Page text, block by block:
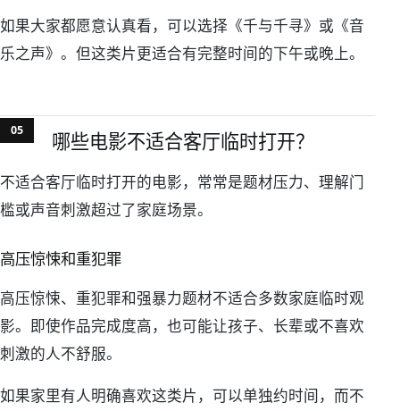
如果大家都愿意认真看，可以选择《千与千寻》或《音
乐之声》。但这类片更适合有完整时间的下午或晚上。
哪些电影不适合客厅临时打开？
不适合客厅临时打开的电影，常常是题材压力、理解门
槛或声音刺激超过了家庭场景。
高压惊悚和重犯罪
高压惊悚、重犯罪和强暴力题材不适合多数家庭临时观
影。即使作品完成度高，也可能让孩子、长辈或不喜欢
刺激的人不舒服。
如果家里有人明确喜欢这类片，可以单独约时间，而不